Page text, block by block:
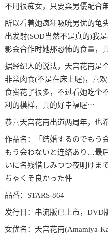
不用很痴女，只要與男優配合
所以看着她疯狂吸吮男优的龟
出发射(SOD当然不是真的)我
影会合作时她那恐怖的食量，
据经纪人的说法，天宫花南是
非常肉食(不是在床上喔)，喜
食费花了很多，不过看她吃个
利的模样，真的好幸福喔⋯
恭喜天宫花南出道两周年，也
作品名：「结婚するのでもう
もう会わないと连络あり…最
いに名残惜しみつつ夜明けま
ちゃくそ良かった件
品番：STARS-864
发行日：串流版已上市，DVD
女优名：天宫花南(Amamiya-